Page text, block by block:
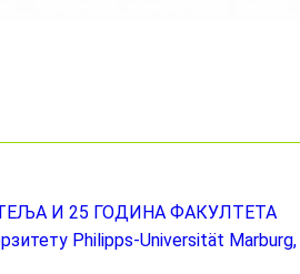
И 25 ГОДИНА ФАКУЛТЕТА
Philipps-Universität